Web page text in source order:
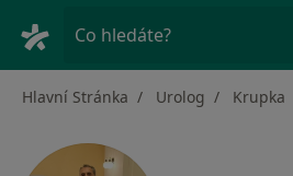
Co hledáte?
Hlavní Stránka Urolog Krupka